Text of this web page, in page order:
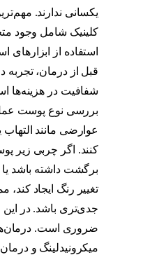
یکسانی ندارند.
کلینیک شامل وجود
استفاده از
قبل از درمان،
شفافیت در هزینه‌ها
بررسی نوع پوست
عوارضی مانند التهاب
کنند. اگر چربی زیر
برگشت داشته باشد یا
تغییر رنگ ایجاد
جدی‌تری باشد. در
ضروری است.
میکرونیدلینگ و